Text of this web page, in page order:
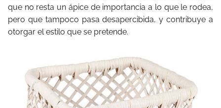
que no resta un ápice de importancia a lo que le rodea,
pero que tampoco pasa desapercibida, y contribuye a
otorgar el estilo que se pretende.